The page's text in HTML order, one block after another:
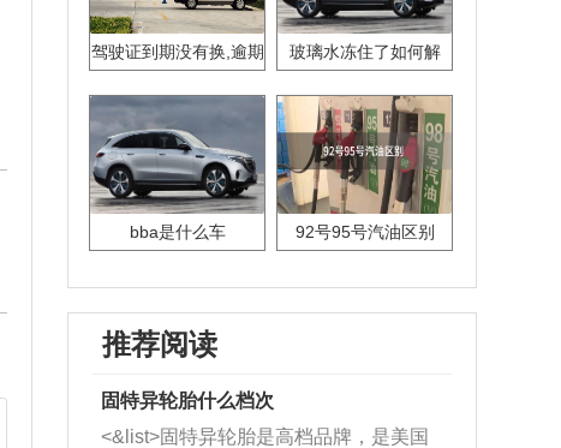
驾驶证到期没有换,逾期
玻璃水冻住了如何解
bba是什么车 92号95号汽油区别
推荐阅读
固特异轮胎什么档次
<&list>固特异轮胎是高档品牌，是美国